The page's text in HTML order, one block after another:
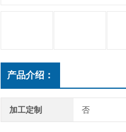
产品介绍：
加工定制 否